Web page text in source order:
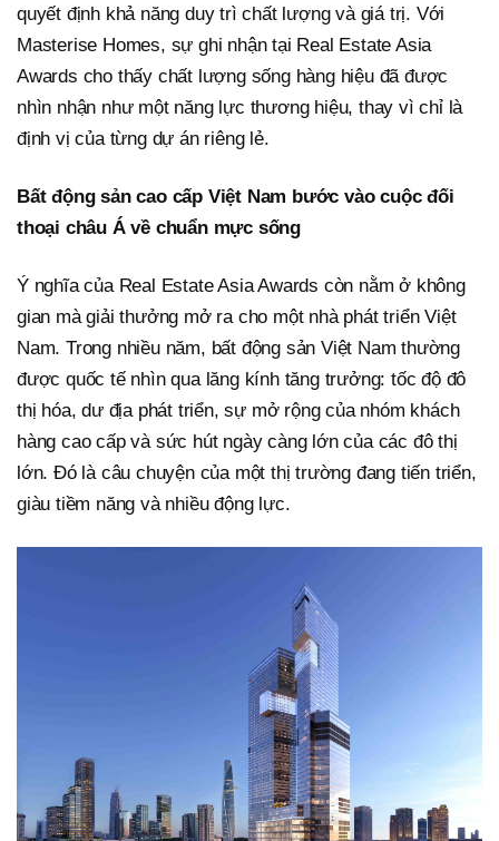
quyết định khả năng duy trì chất lượng và giá trị. Với
Masterise Homes, sự ghi nhận tại Real Estate Asia
Awards cho thấy chất lượng sống hàng hiệu đã được
nhìn nhận như một năng lực thương hiệu, thay vì chỉ là
định vị của từng dự án riêng lẻ.
Bất động sản cao cấp Việt Nam bước vào cuộc đối
thoại châu Á về chuẩn mực sống
Ý nghĩa của Real Estate Asia Awards còn nằm ở không
gian mà giải thưởng mở ra cho một nhà phát triển Việt
Nam. Trong nhiều năm, bất động sản Việt Nam thường
được quốc tế nhìn qua lăng kính tăng trưởng: tốc độ đô
thị hóa, dư địa phát triển, sự mở rộng của nhóm khách
hàng cao cấp và sức hút ngày càng lớn của các đô thị
lớn. Đó là câu chuyện của một thị trường đang tiến triển,
giàu tiềm năng và nhiều động lực.